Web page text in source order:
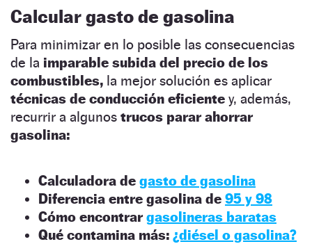
Calcular gasto de gasolina
Para minimizar en lo posible las consecuencias
de la imparable subida del precio de los
combustibles, la mejor solución es aplicar
técnicas de conducción eficiente y, además,
recurrir a algunos trucos parar ahorrar
gasolina:
Calculadora de gasto de gasolina
Diferencia entre gasolina de 95 y 98
Cómo encontrargasolineras baratas
Qué contamina más: ¿diésel o gasolina?